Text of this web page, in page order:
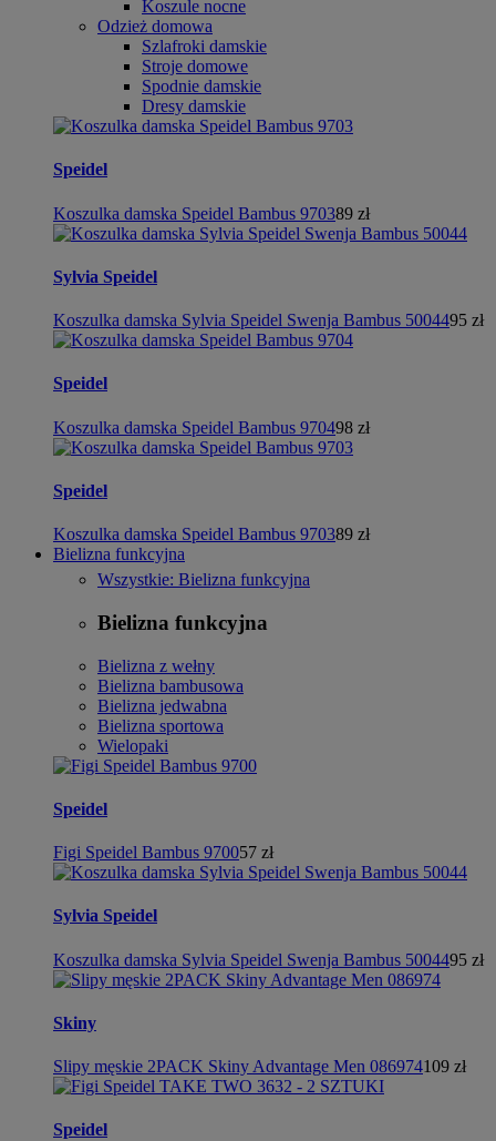
Koszule nocne
Odzież domowa
Szlafroki damskie
Stroje domowe
Spodnie damskie
Dresy damskie
Speidel
Koszulka damska Speidel Bambus 970389 zł
Sylvia Speidel
Koszulka damska Sylvia Speidel Swenja Bambus 5004495 zł
Speidel
Koszulka damska Speidel Bambus 970498 zł
Speidel
Koszulka damska Speidel Bambus 970389 zł
Bielizna funkcyjna
Wszystkie: Bielizna funkcyjna
Bielizna funkcyjna
Bielizna z wełny
Bielizna bambusowa
Bielizna jedwabna
Bielizna sportowa
Wielopaki
Speidel
Figi Speidel Bambus 970057 zł
Sylvia Speidel
Koszulka damska Sylvia Speidel Swenja Bambus 5004495 zł
Skiny
Slipy męskie 2PACK Skiny Advantage Men 086974109 zł
Speidel